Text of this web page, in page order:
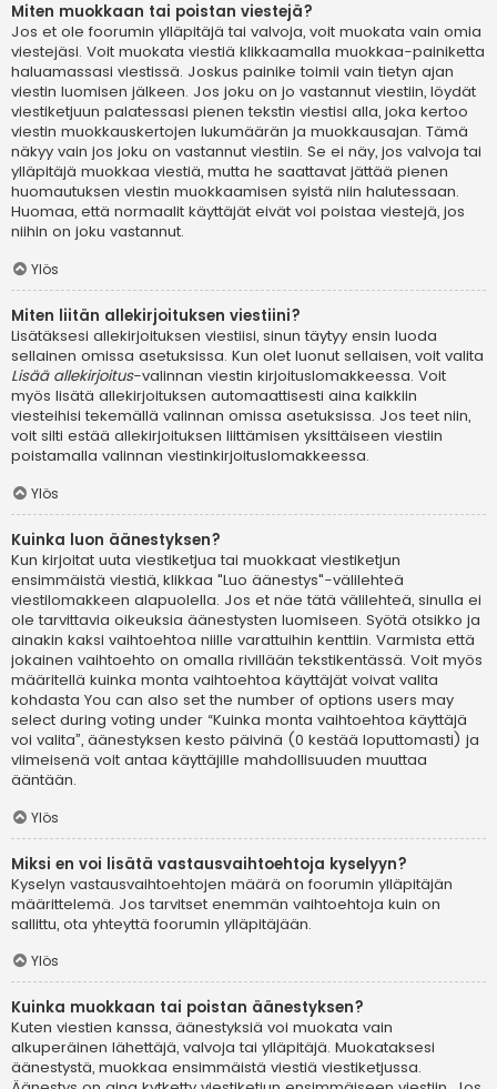
Miten muokkaan tai poistan viestejä?
Jos et ole foorumin ylläpitäjä tai valvoja, voit muokata vain omia
viestejäsi. Voit muokata viestiä klikkaamalla muokkaa-painiketta
haluamassasi viestissä. Joskus painike toimii vain tietyn ajan
viestin luomisen jälkeen. Jos joku on jo vastannut viestiin, löydät
viestiketjuun palatessasi pienen tekstin viestisi alla, joka kertoo
viestin muokkauskertojen lukumäärän ja muokkausajan. Tämä
näkyy vain jos joku on vastannut viestiin. Se ei näy, jos valvoja tai
ylläpitäjä muokkaa viestiä, mutta he saattavat jättää pienen
huomautuksen viestin muokkaamisen syistä niin halutessaan.
Huomaa, että normaalit käyttäjät eivät voi poistaa viestejä, jos
niihin on joku vastannut.
Ylös
Miten liitän allekirjoituksen viestiini?
Lisätäksesi allekirjoituksen viestiisi, sinun täytyy ensin luoda
sellainen omissa asetuksissa. Kun olet luonut sellaisen, voit valita
Lisää allekirjoitus-valinnan viestin kirjoituslomakkeessa. Voit
myös lisätä allekirjoituksen automaattisesti aina kaikkiin
viesteihisi tekemällä valinnan omissa asetuksissa. Jos teet niin,
voit silti estää allekirjoituksen liittämisen yksittäiseen viestiin
poistamalla valinnan viestinkirjoituslomakkeessa.
Ylös
Kuinka luon äänestyksen?
Kun kirjoitat uuta viestiketjua tai muokkaat viestiketjun
ensimmäistä viestiä, klikkaa "Luo äänestys"-välilehteä
viestilomakkeen alapuolella. Jos et näe tätä välilehteä, sinulla ei
ole tarvittavia oikeuksia äänestysten luomiseen. Syötä otsikko ja
ainakin kaksi vaihtoehtoa niille varattuihin kenttiin. Varmista että
jokainen vaihtoehto on omalla rivillään tekstikentässä. Voit myös
määritellä kuinka monta vaihtoehtoa käyttäjät voivat valita
kohdasta You can also set the number of options users may
select during voting under “Kuinka monta vaihtoehtoa käyttäjä
voi valita”, äänestyksen kesto päivinä (0 kestää loputtomasti) ja
viimeisenä voit antaa käyttäjille mahdollisuuden muuttaa
ääntään.
Ylös
Miksi en voi lisätä vastausvaihtoehtoja kyselyyn?
Kyselyn vastausvaihtoehtojen määrä on foorumin ylläpitäjän
määrittelemä. Jos tarvitset enemmän vaihtoehtoja kuin on
sallittu, ota yhteyttä foorumin ylläpitäjään.
Ylös
Kuinka muokkaan tai poistan äänestyksen?
Kuten viestien kanssa, äänestyksiä voi muokata vain
alkuperäinen lähettäjä, valvoja tai ylläpitäjä. Muokataksesi
äänestystä, muokkaa ensimmäistä viestiä viestiketjussa.